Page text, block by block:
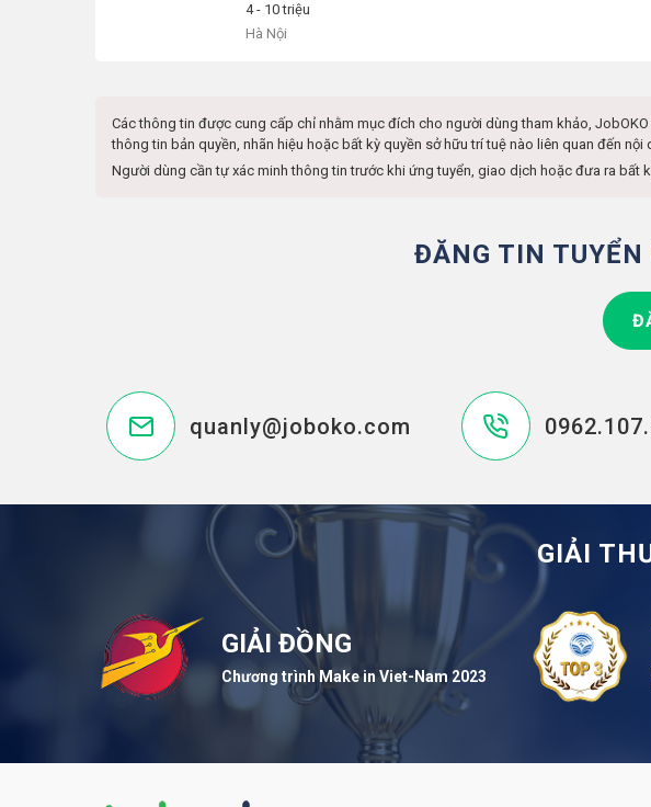
4 - 10 triệu
Hà Nội
Các thông tin được cung cấp chỉ nhằm mục đích cho người dùng tham khảo,
thông tin bản quyền, nhãn hiệu hoặc bất kỳ quyền sở hữu trí tuệ nào liên quan đến
Người dùng cần tự xác minh thông tin trước khi ứng tuyển, giao dịch hoặc đưa ra bất
ĐĂNG TIN TUYỂN
quanly@joboko.com
GIẢI
GIẢI ĐỒNG
Chương trình Make in Viet-Nam 2023